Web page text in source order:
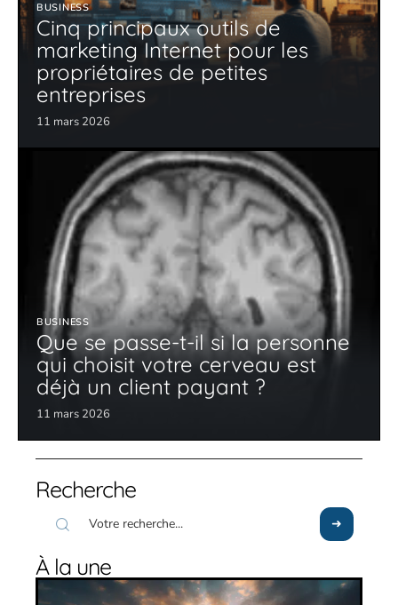
BUSINESS
Cinq principaux outils de
marketing Internet pour les
propriétaires de petites
entreprises
11 mars 2026
BUSINESS
Que se passe-t-il si la personne
qui choisit votre cerveau est
déjà un client payant ?
11 mars 2026
Recherche
À la une